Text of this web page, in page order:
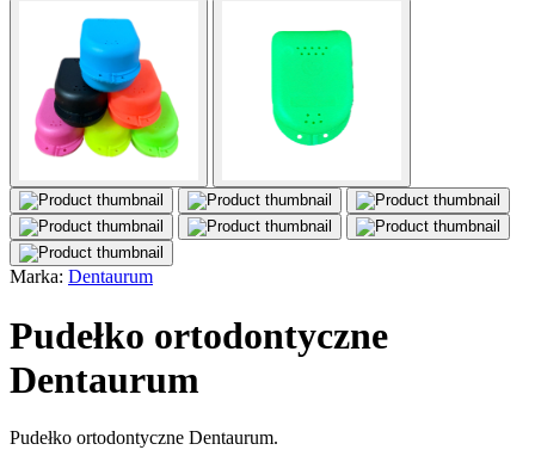
Marka: Dentaurum
Pudełko ortodontyczne
Dentaurum
Pudełko ortodontyczne Dentaurum.